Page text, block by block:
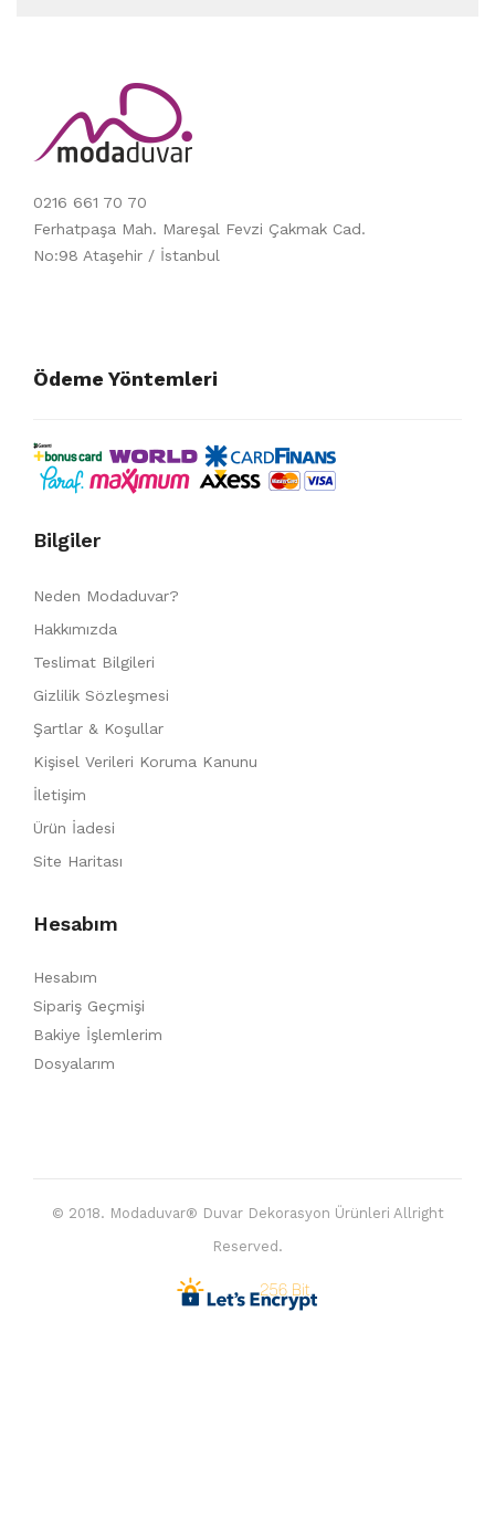
0216 661 70 70
Ferhatpaşa Mah. Mareşal Fevzi Çakmak Cad.
No:98 Ataşehir / İstanbul
Ödeme Yöntemleri
Bilgiler
Neden Modaduvar?
Hakkımızda
Teslimat Bilgileri
Gizlilik Sözleşmesi
Şartlar & Koşullar
Kişisel Verileri Koruma Kanunu
İletişim
Ürün İadesi
Site Haritası
Hesabım
Hesabım
Sipariş Geçmişi
Bakiye İşlemlerim
Dosyalarım
© 2018. Modaduvar® Duvar Dekorasyon Ürünleri Allright
Reserved.